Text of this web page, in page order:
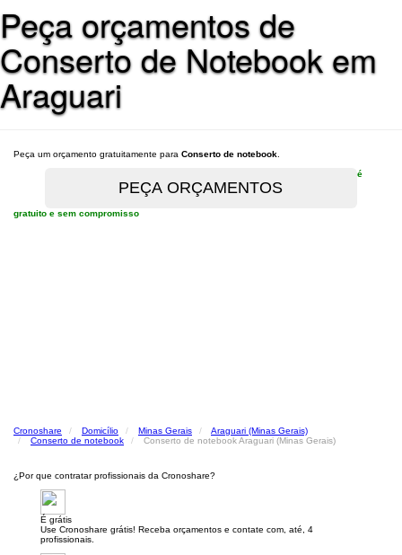
Peça orçamentos de
Conserto de Notebook em
Araguari
Peça um orçamento gratuitamente para Conserto de notebook
é
gratuito e sem compromisso
Cronoshare Domicílio Minas Gerais
Araguari (Minas Gerais)
Conserto de notebook
Conserto de notebook Araguari (Minas Gerais)
¿Por que contratar profissionais da Cronoshare?
É grátis
Use Cronoshare grátis! Receba orçamentos e contate com, até, 4
profissionais.